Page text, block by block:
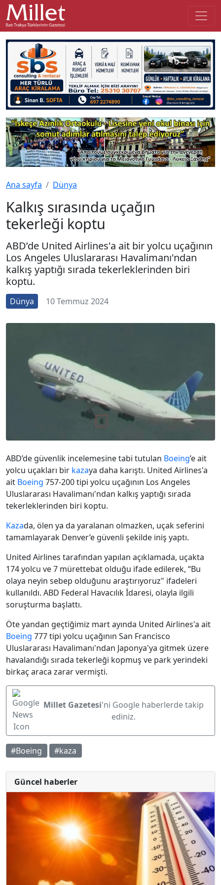
Ana sayfa Dünya
Kalkış sırasında uçağın
tekerleği koptu
ABD’de United Airlines'a ait bir yolcu uçağının
Los Angeles Uluslararası Havalimanı'ndan
kalkış yaptığı sırada tekerleklerinden biri
koptu.
Dünya 10 Temmuz 2024
ABD’de güvenlik incelemesine tabi tutulan Boeing’e ait
yolcu uçakları bir kazaya daha karıştı. United Airlines'a
ait Boeing 757-200 tipi yolcu uçağının Los Angeles
Uluslararası Havalimanı'ndan kalkış yaptığı sırada
tekerleklerinden biri koptu.
Kazada, ölen ya da yaralanan olmazken, uçak seferini
tamamlayarak Denver’e güvenli şekilde iniş yaptı.
United Airlines tarafından yapılan açıklamada, uçakta
174 yolcu ve 7 mürettebat olduğu ifade edilerek, “Bu
olaya neyin sebep olduğunu araştırıyoruz" ifadeleri
kullanıldı. ABD Federal Havacılık İdaresi, olayla ilgili
soruşturma başlattı.
Öte yandan geçtiğimiz mart ayında United Airlines'a ait
Boeing 777 tipi yolcu uçağının San Francisco
Uluslararası Havalimanı'ndan Japonya'ya gitmek üzere
havalandığı sırada tekerleği kopmuş ve park yerindeki
birkaç araca zarar vermişti.
Millet Gazetesi'ni Google haberlerde takip
ediniz.
#Boeing #kaza
Güncel haberler